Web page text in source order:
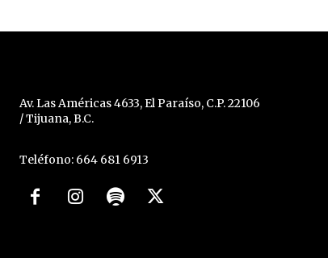
Av. Las Américas 4633, El Paraíso, C.P. 22106
/ Tijuana, B.C.
Teléfono: 664 681 6913